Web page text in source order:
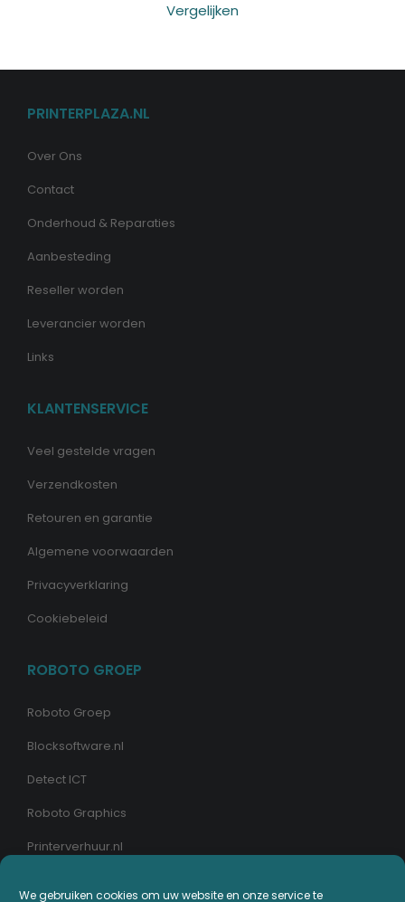
We gebruiken cookies om uw website en onze service te
Vergelijken
PRINTERPLAZA.NL
Over Ons
Contact
Onderhoud & Reparaties
Aanbesteding
Reseller worden
Leverancier worden
Links
KLANTENSERVICE
Veel gestelde vragen
Verzendkosten
Retouren en garantie
Algemene voorwaarden
Privacyverklaring
Cookiebeleid
ROBOTO GROEP
Roboto Groep
Blocksoftware.nl
Detect ICT
Roboto Graphics
Printerverhuur.nl